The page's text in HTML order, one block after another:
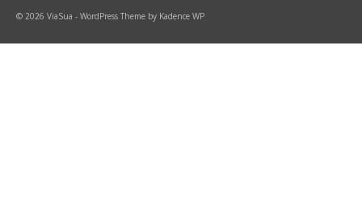
© 2026 ViaSua - WordPress Theme by Kadence WP